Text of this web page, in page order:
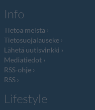
Info
Tietoa meistä
Tietosuojalauseke
Lähetä uutisvinkki
Mediatiedot
RSS-ohje
RSS
Lifestyle